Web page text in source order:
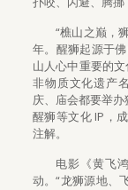
“樵山之巅，
年。醒狮起源于
山人心中重要的
非物质文化遗产
庆、庙会都要举
醒狮等文化 IP，
注解。
电影《黄飞
动。“龙狮源地、